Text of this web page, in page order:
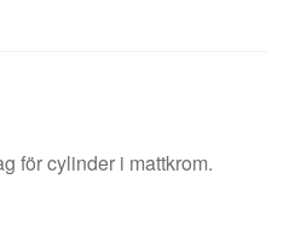
för cylinder i mattkrom.